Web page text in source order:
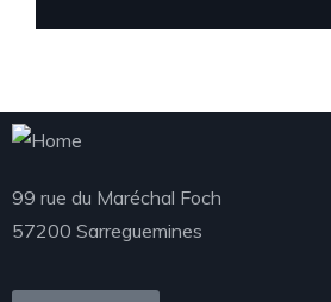
99 rue du Maréchal Foch
57200 Sarreguemines